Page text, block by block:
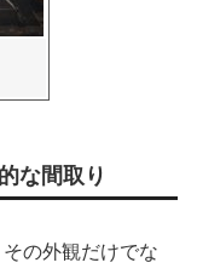
な間取り
の外観だけでな